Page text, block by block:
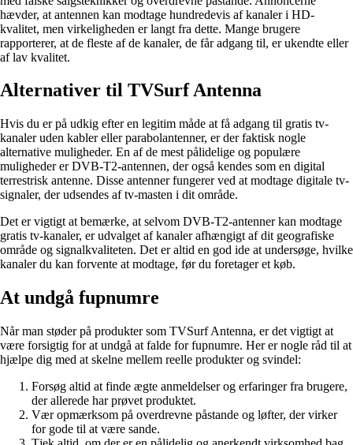
hævder, at antennen kan modtage hundredevis af kanaler i HD-
kvalitet, men virkeligheden er langt fra dette. Mange brugere
rapporterer, at de fleste af de kanaler, de får adgang til, er ukendte eller
af lav kvalitet.
Alternativer til TVSurf Antenna
Hvis du er på udkig efter en legitim måde at få adgang til gratis tv-
kanaler uden kabler eller parabolantenner, er der faktisk nogle
alternative muligheder. En af de mest pålidelige og populære
muligheder er DVB-T2-antennen, der også kendes som en digital
terrestrisk antenne. Disse antenner fungerer ved at modtage digitale tv-
signaler, der udsendes af tv-masten i dit område.
Det er vigtigt at bemærke, at selvom DVB-T2-antenner kan modtage
gratis tv-kanaler, er udvalget af kanaler afhængigt af dit geografiske
område og signalkvaliteten. Det er altid en god ide at undersøge, hvilke
kanaler du kan forvente at modtage, før du foretager et køb.
At undgå fupnumre
Når man støder på produkter som TVSurf Antenna, er det vigtigt at
være forsigtig for at undgå at falde for fupnumre. Her er nogle råd til at
hjælpe dig med at skelne mellem reelle produkter og svindel:
Forsøg altid at finde ægte anmeldelser og erfaringer fra brugere,
der allerede har prøvet produktet.
Vær opmærksom på overdrevne påstande og løfter, der virker
for gode til at være sande.